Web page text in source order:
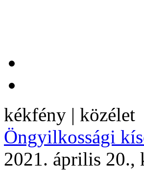
kékfény | közélet
Öngyilkossági
2021. április 20.,